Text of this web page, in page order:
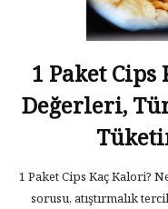
1 Paket
Değerleri,
1 Paket Cips Kaç Kalori?
sorusu, atıştırmalık